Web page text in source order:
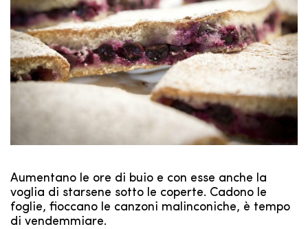
Aumentano le ore di buio e con esse anche la
voglia di starsene sotto le coperte. Cadono le
foglie, fioccano le canzoni malinconiche, è tempo
di vendemmiare.